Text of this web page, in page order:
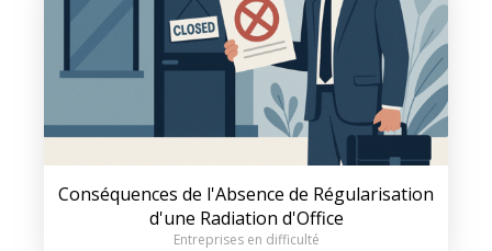
Conséquences de l'Absence de Régularisation
d'une Radiation d'Office
Entreprises en difficulté